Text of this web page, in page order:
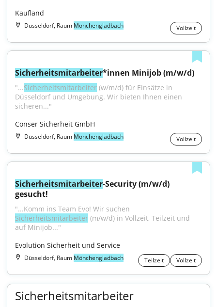
Kaufland
Düsseldorf, Raum Mönchengladbach Vollzeit
Sicherheitsmitarbeiter*innen Minijob (m/w/d)
"...Sicherheitsmitarbeiter (w/m/d) für Einsätze in
Düsseldorf und Umgebung. Wir bieten Ihnen einen
sicheren..."
Conser Sicherheit GmbH
Düsseldorf, Raum Mönchengladbach Vollzeit
Sicherheitsmitarbeiter-Security (m/w/d)
gesucht!
Sicherheitsmitarbeiter (m/w/d) in Vollzeit, Teilzeit und
auf Minijob..."
Evolution Sicherheit und Service
Düsseldorf, Raum Mönchengladbach Teilzeit Vollzeit
Sicherheitsmitarbeiter